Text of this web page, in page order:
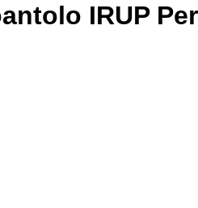
IRUP